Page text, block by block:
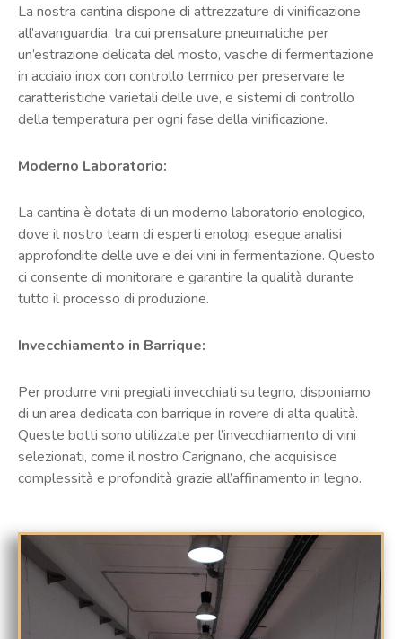
La nostra cantina dispone di attrezzature di vinificazione
all’avanguardia, tra cui prensature pneumatiche per
un’estrazione delicata del mosto, vasche di fermentazione
in acciaio inox con controllo termico per preservare le
caratteristiche varietali delle uve, e sistemi di controllo
della temperatura per ogni fase della vinificazione.
Moderno Laboratorio:
La cantina è dotata di un moderno laboratorio enologico,
dove il nostro team di esperti enologi esegue analisi
approfondite delle uve e dei vini in fermentazione. Questo
ci consente di monitorare e garantire la qualità durante
tutto il processo di produzione.
Invecchiamento in Barrique:
Per produrre vini pregiati invecchiati su legno, disponiamo
di un’area dedicata con barrique in rovere di alta qualità.
Queste botti sono utilizzate per l’invecchiamento di vini
selezionati, come il nostro Carignano, che acquisisce
complessità e profondità grazie all’affinamento in legno.